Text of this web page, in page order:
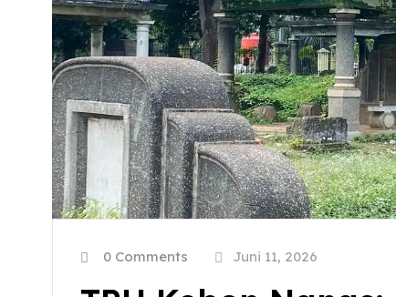
0 Comments Juni 11, 2026